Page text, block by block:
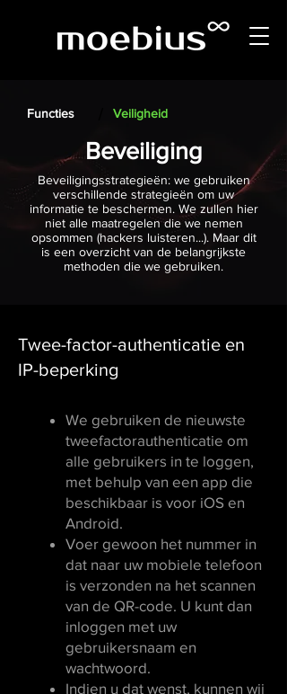
Functies Veiligheid
Beveiliging
Beveiligingsstrategieën: we gebruiken
verschillende strategieën om uw
informatie te beschermen. We zullen hier
niet alle maatregelen die we nemen
opsommen (hackers luisteren...). Maar dit
is een overzicht van de belangrijkste
methoden die we gebruiken.
Twee-factor-authenticatie en
IP-beperking
We gebruiken de nieuwste
tweefactorauthenticatie om
alle gebruikers in te loggen,
met behulp van een app die
beschikbaar is voor iOS en
Android.
Voer gewoon het nummer in
dat naar uw mobiele telefoon
is verzonden na het scannen
van de QR-code. U kunt dan
inloggen met uw
gebruikersnaam en
wachtwoord.
Indien u dat wenst, kunnen wij